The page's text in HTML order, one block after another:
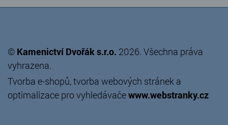
© Kamenictví Dvořák s.r.o. 2026. Všechna práva
vyhrazena.
Tvorba e-shopů,tvorba webových stránek a
optimalizace pro vyhledávačewww.webstranky.cz